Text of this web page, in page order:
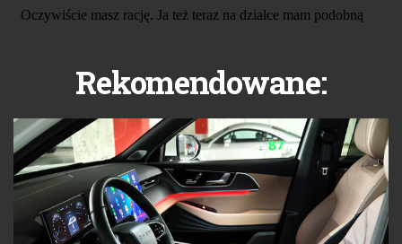
Rekomendowane: